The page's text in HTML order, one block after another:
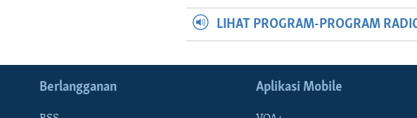
LIHAT PROGRAM-PROGRAM
Berlangganan Aplikasi Mobile